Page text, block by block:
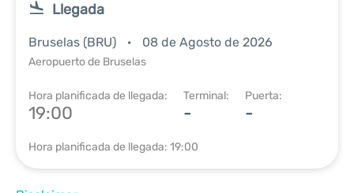
Llegada
Bruselas (BRU) 08 de Agosto de 2026
Aeropuerto de Bruselas
Hora planificada de llegada:
19:00
Terminal:
-
Puerta:
-
Hora planificada de llegada: 19:00